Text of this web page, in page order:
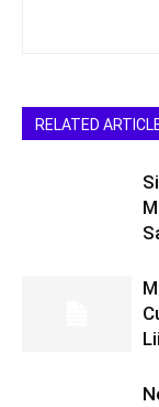
RELATED